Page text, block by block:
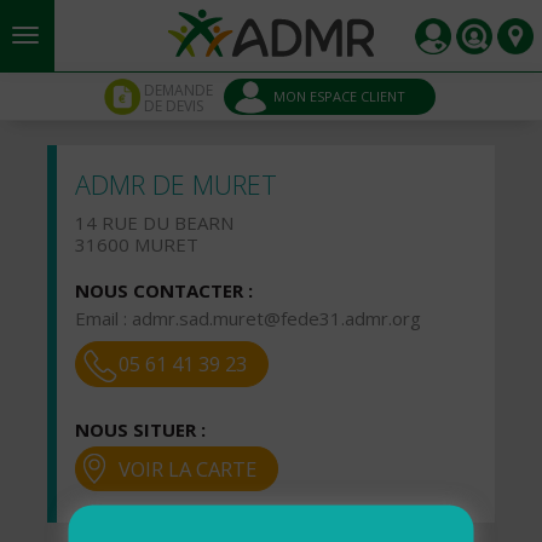
Aller au contenu principal
DEMANDE
DE DEVIS MON ESPACE CLIENT
ADMR DE MURET
14 RUE DU BEARN
31600 MURET
NOUS CONTACTER :
Email : admr.sad.muret@fede31.admr.org
05 61 41 39 23
NOUS SITUER :
VOIR LA CARTE
Panneau de gestion des cookies